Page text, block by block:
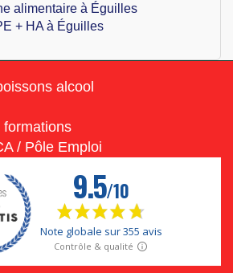
alimentaire à Éguilles
+ HA à Éguilles
alcool
formations
/ Pôle Emploi